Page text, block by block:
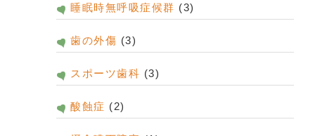
睡眠時無呼吸症候群 (3)
歯の外傷 (3)
スポーツ歯科 (3)
酸蝕症 (2)